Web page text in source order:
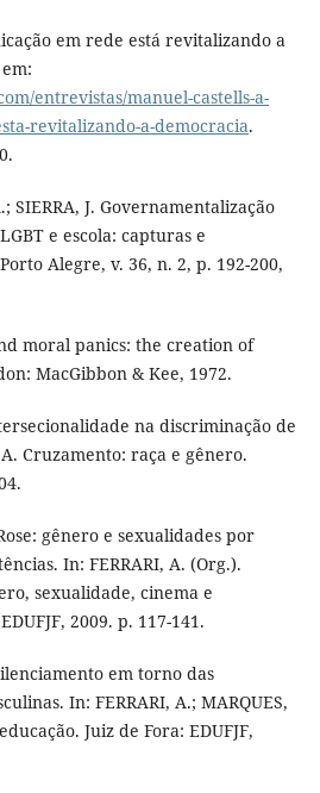
em rede está revitalizando a
entrevistas/manuel-castells-a-
revitalizando-a-democracia.
SIERRA, J. Governamentalização
e escola: capturas e
Alegre, v. 36, n. 2, p. 192-200,
moral panics: the creation of
MacGibbon & Kee, 1972.
na discriminação de
Cruzamento: raça e gênero.
gênero e sexualidades por
In: FERRARI, A. (Org.).
sexualidade, cinema e
2009. p. 117-141.
em torno das
In: FERRARI, A.; MARQUES,
Juiz de Fora: EDUFJF,